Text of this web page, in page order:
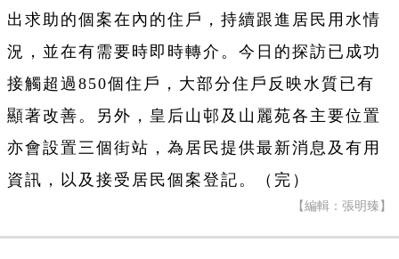
出求助的個案在內的住戶，持續跟進居民用水情
況，並在有需要時即時轉介。今日的探訪已成功
接觸超過850個住戶，大部分住戶反映水質已有
顯著改善。另外，皇后山邨及山麗苑各主要位置
亦會設置三個街站，為居民提供最新消息及有用
資訊，以及接受居民個案登記。（完）
【編輯：張明臻】